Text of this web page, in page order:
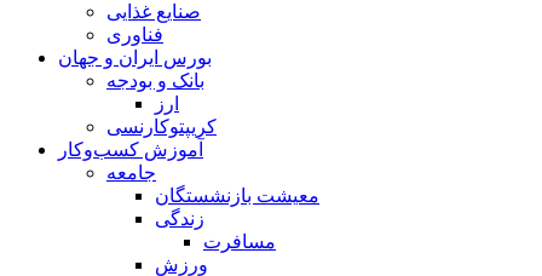
صنایع غذایی
فناوری
بورس ایران و جهان
بانک و بودجه
ارز
کریپتوکارنسی
آموزش کسب‌وکار
جامعه
معیشت بازنشستگان
زندگی
مسافرت
ورزش